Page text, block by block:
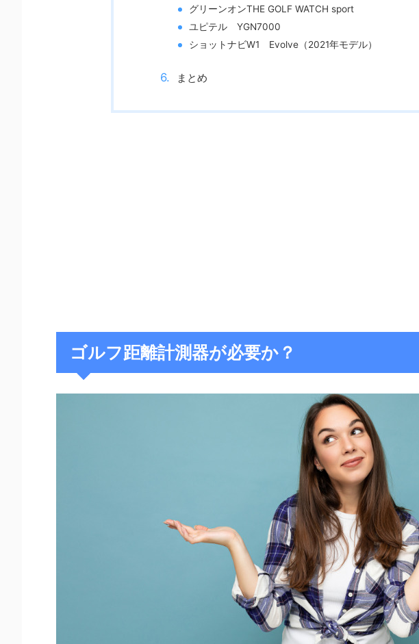
グリーンオンTHE GOLF WATCH sport
ユピテル YGN7000
ショットナビW1 Evolve（2021年モデル）
まとめ
ゴルフ距離計測器が必要か？